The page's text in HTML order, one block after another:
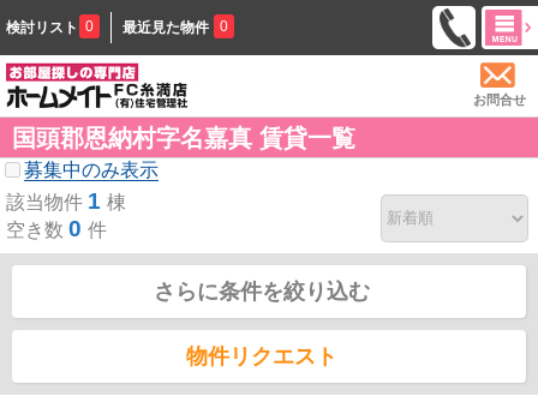
検討リスト 0 最近見た物件 0
お問合せ
国頭郡恩納村字名嘉真 賃貸一覧
募集中のみ表示
該当物件 1 棟
空き数 0 件
さらに条件を絞り込む
物件リクエスト